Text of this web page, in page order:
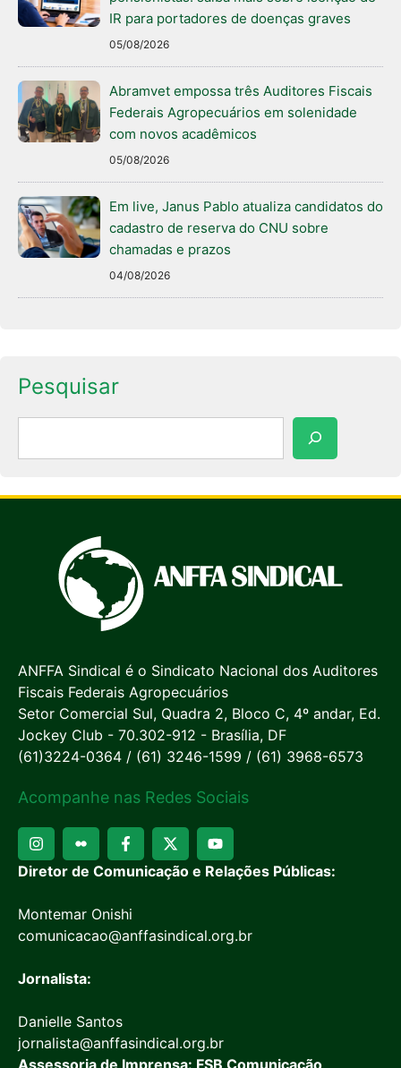
IR para portadores de doenças graves
05/08/2026
Abramvet empossa três Auditores Fiscais
Federais Agropecuários em solenidade
com novos acadêmicos
05/08/2026
Em live, Janus Pablo atualiza candidatos do
cadastro de reserva do CNU sobre
chamadas e prazos
04/08/2026
Pesquisar
ANFFA Sindical é o Sindicato Nacional dos Auditores
Fiscais Federais Agropecuários
Setor Comercial Sul, Quadra 2, Bloco C, 4º andar, Ed.
Jockey Club - 70.302-912 - Brasília, DF
(61)3224-0364 / (61) 3246-1599 / (61) 3968-6573
Acompanhe nas Redes Sociais
Diretor de Comunicação e Relações Públicas:
Montemar Onishi
comunicacao@anffasindical.org.br
Jornalista:
Danielle Santos
jornalista@anffasindical.org.br
Assessoria de Imprensa: FSB Comunicação